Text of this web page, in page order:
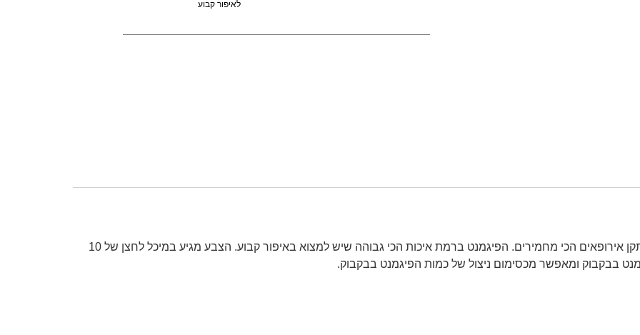
לאיפור קבוע
צבע איפור קבוע גרמני, שמיוצר בגרמניה לפי תווי תקן אירופאים הכי מחמירים. הפיגמנט ברמת איכות הכי גבוהה שיש למצוא באיפור קבוע. הצבע מגיע במיכל לחצן של 10
בבקבוק ומאפשר מכסימום ניצול של כמות הפיגמנט בבקבוק.